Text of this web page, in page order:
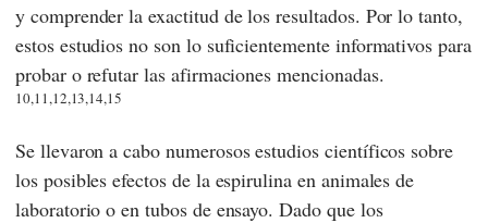
y comprender la exactitud de los resultados. Por lo tanto,
estos estudios no son lo suficientemente informativos para
probar o refutar las afirmaciones mencionadas.
10,11,12,13,14,15
Se llevaron a cabo numerosos estudios científicos sobre
los posibles efectos de la espirulina en animales de
laboratorio o en tubos de ensayo. Dado que los